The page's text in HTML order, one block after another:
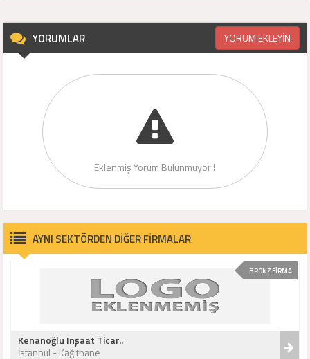
YORUMLAR YORUM EKLEYİN
Eklenmiş Yorum Bulunmuyor !
AYNI SEKTÖRDEN DİĞER FİRMALAR
BRONZ FİRMA
Kenanoğlu Inşaat Ticar..
İstanbul - Kağıthane